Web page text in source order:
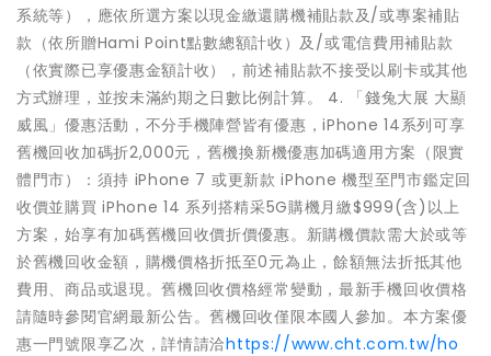
系統等），應依所選方案以現金繳還購機補貼款及/或專案補貼
款（依所贈Hami Point點數總額計收）及/或電信費用補貼款
（依實際已享優惠金額計收），前述補貼款不接受以刷卡或其他
方式辦理，並按未滿約期之日數比例計算。 4. 「錢兔大展 大顯
威風」優惠活動，不分手機陣營皆有優惠，iPhone 14系列可享
舊機回收加碼折2,000元，舊機換新機優惠加碼適用方案（限實
體門市）：須持 iPhone 7 或更新款 iPhone 機型至門市鑑定回
收價並購買 iPhone 14 系列搭精采5G購機月繳$999(含)以上
方案，始享有加碼舊機回收價折價優惠。新購機價款需大於或等
於舊機回收金額，購機價格折抵至0元為止，餘額無法折抵其他
費用、商品或退現。舊機回收價格經常變動，最新手機回收價格
請隨時參閱官網最新公告。舊機回收僅限本國人參加。本方案優
惠一門號限享乙次，詳情請洽https://www.cht.com.tw/ho